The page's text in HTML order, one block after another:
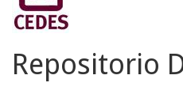
Repositorio